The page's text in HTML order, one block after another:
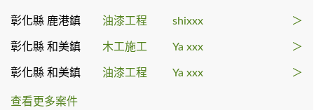
彰化縣 鹿港鎮 油漆工程 shixxx ＞
彰化縣 和美鎮 木工施工 Ya xxx ＞
彰化縣 和美鎮 油漆工程 Ya xxx ＞
查看更多案件